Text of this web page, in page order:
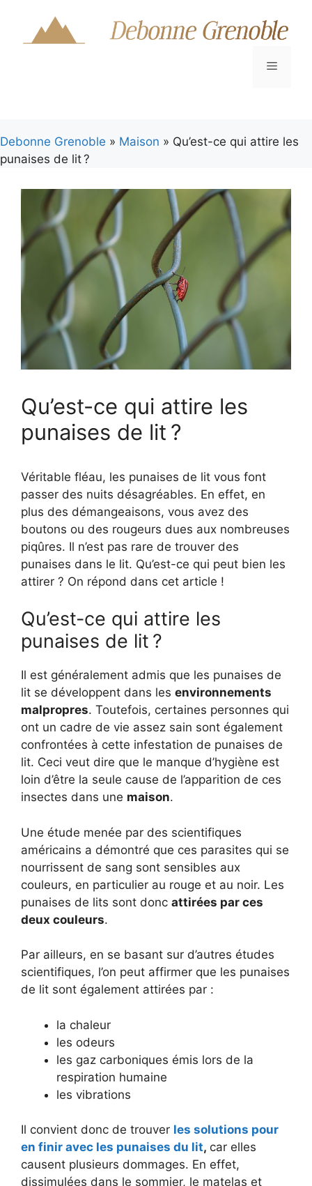
contenu
Menu
Debonne Grenoble » Maison » Qu’est-ce qui attire les
punaises de lit ?
Qu’est-ce qui attire les
punaises de lit ?
Véritable fléau, les punaises de lit vous font
passer des nuits désagréables. En effet, en
plus des démangeaisons, vous avez des
boutons ou des rougeurs dues aux nombreuses
piqûres. Il n’est pas rare de trouver des
punaises dans le lit. Qu’est-ce qui peut bien les
attirer ? On répond dans cet article !
Qu’est-ce qui attire les
punaises de lit ?
Il est généralement admis que les punaises de
lit se développent dans les environnements
malpropres. Toutefois, certaines personnes qui
ont un cadre de vie assez sain sont également
confrontées à cette infestation de punaises de
lit. Ceci veut dire que le manque d’hygiène est
loin d’être la seule cause de l’apparition de ces
insectes dans une maison.
Une étude menée par des scientifiques
américains a démontré que ces parasites qui se
nourrissent de sang sont sensibles aux
couleurs, en particulier au rouge et au noir. Les
punaises de lits sont donc attirées par ces
deux couleurs.
Par ailleurs, en se basant sur d’autres études
scientifiques, l’on peut affirmer que les punaises
de lit sont également attirées par :
la chaleur
les odeurs
les gaz carboniques émis lors de la
respiration humaine
les vibrations
Il convient donc de trouver les solutions pour
en finir avec les punaises du lit, car elles
causent plusieurs dommages. En effet,
dissimulées dans le sommier, le matelas et